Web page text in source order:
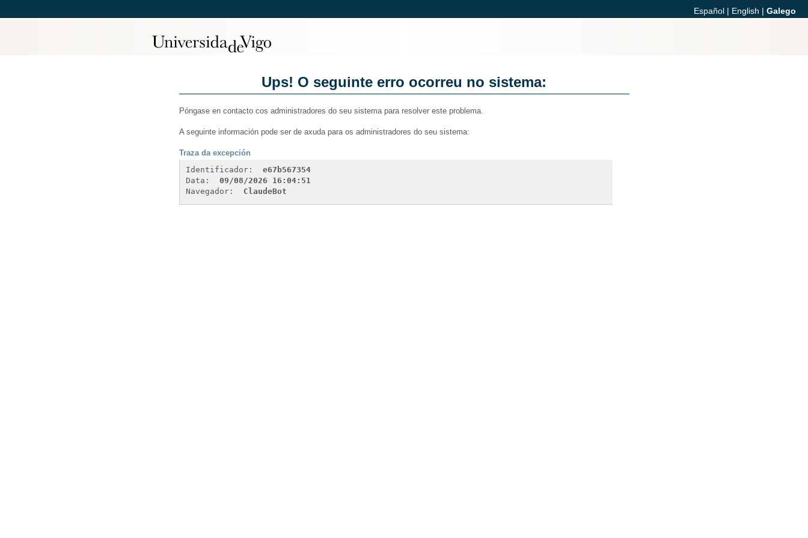
Español | English | Galego
Ups! O seguinte erro ocorreu no sistema:
Póngase en contacto cos administradores do seu sistema para resolver este problema.
A seguinte información pode ser de axuda para os administradores do seu sistema:
Traza da excepción
Identificador:
e67b567354
Data:
09/08/2026 16:04:51
Navegador:
ClaudeBot